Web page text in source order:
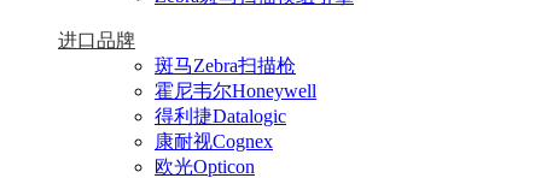
进口品牌
斑马Zebra扫描枪
霍尼韦尔Honeywell
得利捷Datalogic
康耐视Cognex
欧光Opticon